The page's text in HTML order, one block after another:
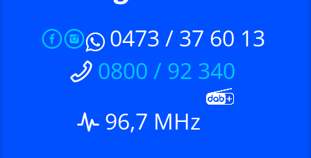
0473 / 37 60 13
0800 / 92 340
96,7 MHz